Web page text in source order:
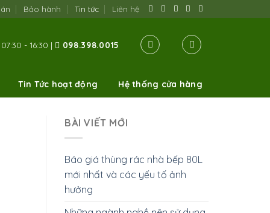
Bảo hành Tin tức Liên hệ
- 16:30 | 098.398.0015
Tin Tức hoạt động Hệ thống cửa hàng
BÀI VIẾT MỚI
Báo giá thùng rác nhà bếp 80L
mới nhất và các yếu tố ảnh
hưởng